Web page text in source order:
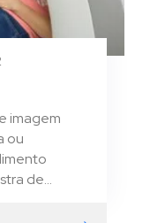
imagem
ou
de...